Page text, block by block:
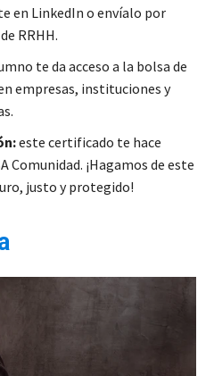
en LinkedIn o envíalo por
RRHH.
te da acceso a la bolsa de
empresas, instituciones y
este certificado te hace
¡Hagamos de este
justo y protegido!